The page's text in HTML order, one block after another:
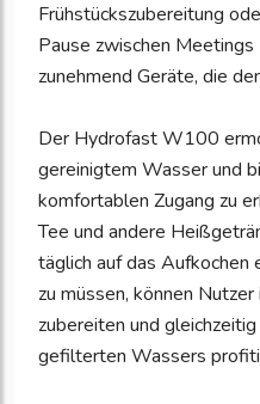
Frühstückszubereitung
Pause zwischen
zunehmend Geräte, die
Der Hydrofast W100
gereinigtem Wasser und
komfortablen Zugang zu
Tee und andere
täglich auf das
zu müssen, können
zubereiten und
gefilterten Wassers